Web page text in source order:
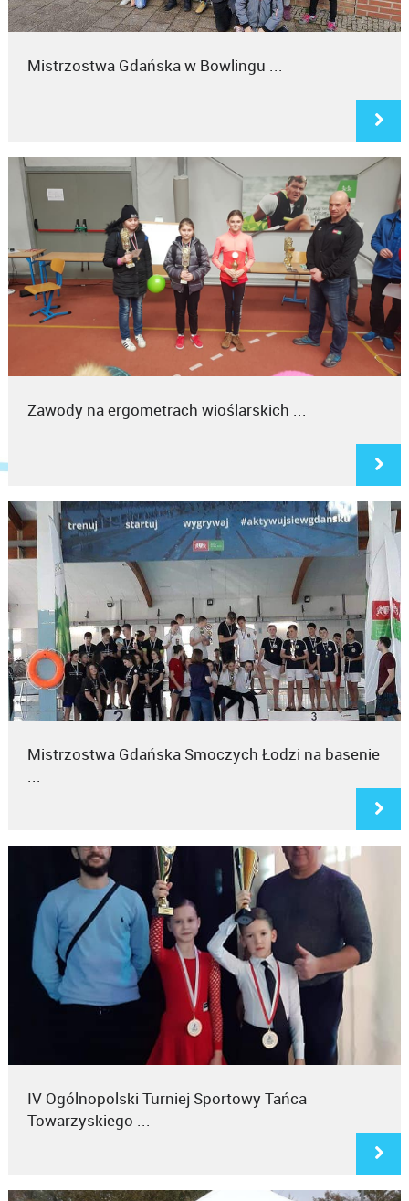
Mistrzostwa Gdańska w Bowlingu ...
Zawody na ergometrach wioślarskich ...
Mistrzostwa Gdańska Smoczych Łodzi na basenie
...
IV Ogólnopolski Turniej Sportowy Tańca
Towarzyskiego ...